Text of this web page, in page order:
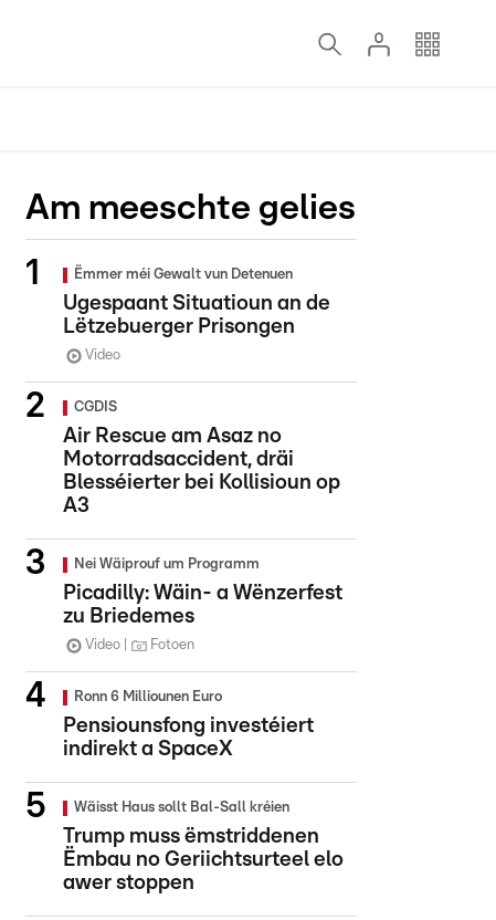
Am meeschte gelies
Ëmmer méi Gewalt vun Detenuen
Ugespaant Situatioun an de
Lëtzebuerger Prisongen
Video
CGDIS
Air Rescue am Asaz no
Motorradsaccident, dräi
Blesséierter bei Kollisioun op
A3
Nei Wäiprouf um Programm
Picadilly: Wäin- a Wënzerfest
zu Briedemes
Video Fotoen
Ronn 6 Milliounen Euro
Pensiounsfong investéiert
indirekt a SpaceX
Wäisst Haus sollt Bal-Sall kréien
Trump muss ëmstriddenen
Ëmbau no Geriichtsurteel elo
awer stoppen